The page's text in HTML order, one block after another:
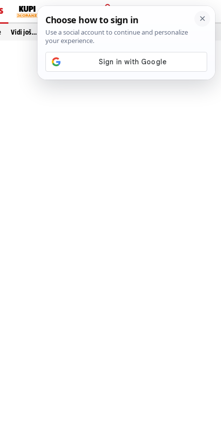
PRIJAVA
Vidi još…